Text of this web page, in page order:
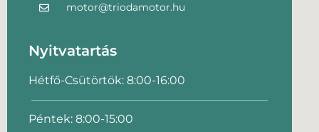
motor@triodamotor.hu
Nyitvatartás
Hétfő-Csütörtök: 8:00-16:00
Péntek: 8:00-15:00